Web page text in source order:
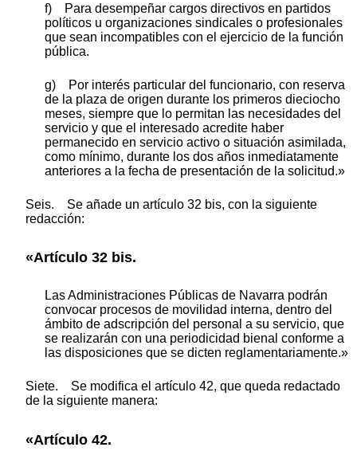
f) Para desempeñar cargos directivos en partidos
políticos u organizaciones sindicales o profesionales
que sean incompatibles con el ejercicio de la función
pública.
g) Por interés particular del funcionario, con reserva
de la plaza de origen durante los primeros dieciocho
meses, siempre que lo permitan las necesidades del
servicio y que el interesado acredite haber
permanecido en servicio activo o situación asimilada,
como mínimo, durante los dos años inmediatamente
anteriores a la fecha de presentación de la solicitud.»
Seis. Se añade un artículo 32 bis, con la siguiente
redacción:
«Artículo 32 bis.
Las Administraciones Públicas de Navarra podrán
convocar procesos de movilidad interna, dentro del
ámbito de adscripción del personal a su servicio, que
se realizarán con una periodicidad bienal conforme a
las disposiciones que se dicten reglamentariamente.»
Siete. Se modifica el artículo 42, que queda redactado
de la siguiente manera:
«Artículo 42.